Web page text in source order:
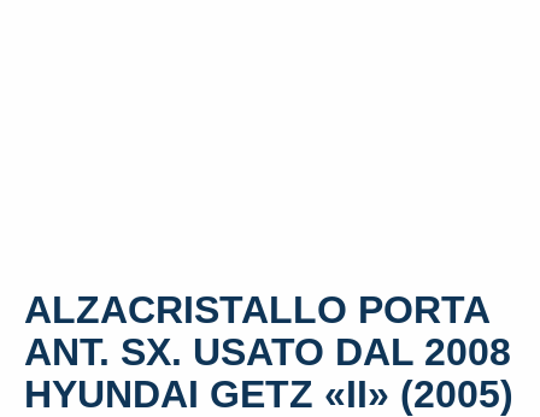
ALZACRISTALLO PORTA
ANT. SX. USATO DAL 2008
HYUNDAI GETZ «II» (2005)